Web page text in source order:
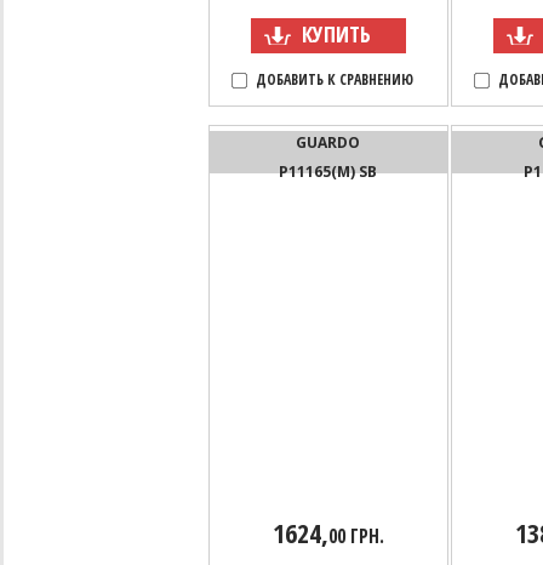
КУПИТЬ
ДОБАВИТЬ К СРАВНЕНИЮ
GUARDO
P11165(M) SB
1624,00 ГРН.